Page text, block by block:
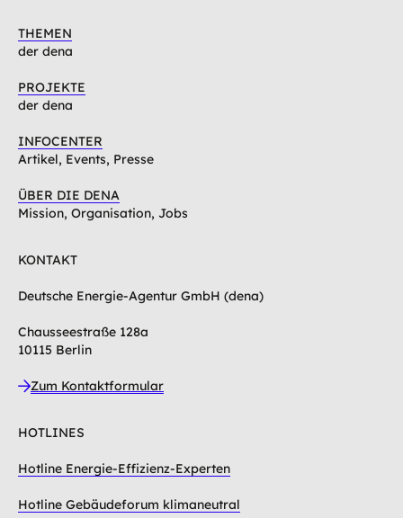
THEMEN
der dena
PROJEKTE
der dena
INFOCENTER
Artikel, Events, Presse
ÜBER DIE DENA
Mission, Organisation, Jobs
KONTAKT
Deutsche Energie-Agentur GmbH (dena)
Chausseestraße 128a
10115 Berlin
Zum Kontaktformular
HOTLINES
Hotline Energie-Effizienz-Experten
Hotline Gebäudeforum klimaneutral